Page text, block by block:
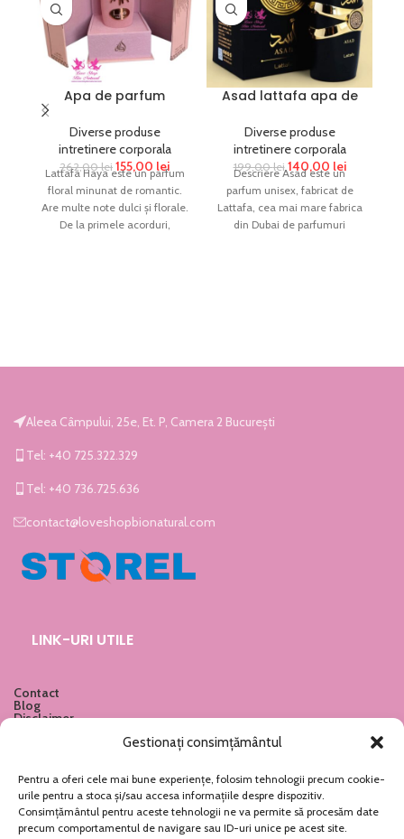
Gestionați consimțământul
Pentru a oferi cele mai bune experiențe, folosim tehnologii precum cookie-
urile pentru a stoca și/sau accesa informațiile despre dispozitiv.
Consimțământul pentru aceste tehnologii ne va permite să procesăm date
precum comportamentul de navigare sau ID-uri unice pe acest site.
Apa de parfum
original
Diverse produse
intretinere corporala
262,00lei 155,00 lei
Lattafa Haya este un parfum
floral minunat de romantic.
Are multe note dulci și florale.
De la primele acorduri,
Asad lattafa apa de
original arabesc
dubai
Diverse produse
intretinere corporala
199,00lei 140,00 lei
Descriere Asad este un
parfum unisex, fabricat de
Lattafa, cea mai mare fabrica
din Dubai de parfumuri
Aleea Câmpului, 25e, Et. P, Camera 2 București
Tel: +40 725.322.329
Tel: +40 736.725.636
contact@loveshopbionatural.com
LINK-URI UTILE
Contact
Blog
Disclaimer
Declarație de Confidențialitate
Newsletter